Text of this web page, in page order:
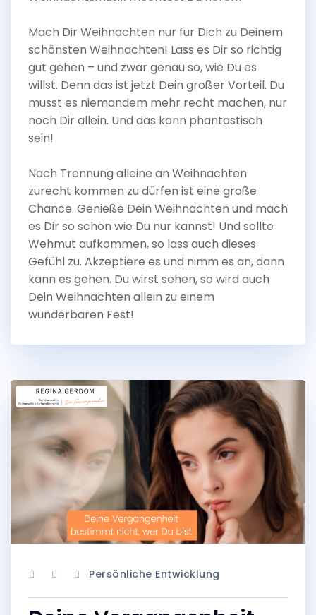
Mach Dir Weihnachten nur für Dich zu Deinem
schönsten Weihnachten! Lass es Dir so richtig
gut gehen – und zwar genau so, wie Du es
willst. Denn das ist jetzt Dein großer Vorteil. Du
musst es niemandem mehr recht machen, nur
noch Dir allein. Und das kann phantastisch
sein!
Nach Trennung alleine an Weihnachten
zurecht kommen zu dürfen ist eine große
Chance. Genieße Dein Weihnachten und mach
es Dir so schön wie Du nur kannst! Und sollte
Wehmut aufkommen, so lass auch dieses
Gefühl zu. Akzeptiere es und nimm es an, dann
kann es gehen. Du wirst sehen, so wird auch
Dein Weihnachten allein zu einem
wunderbaren Fest!
Persönliche Entwicklung